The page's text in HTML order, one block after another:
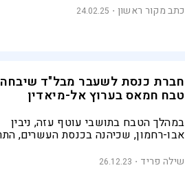
המעניק זכאות ממס. בעקבות פעילות
והלחץ הציבורי, הזכאות נשללה לזמן
כתב מקור ראשון 24.02.25
חברת כנסת לשעבר מבל"ד
טבח חמאס בערוץ אל-מיאדין
במהלך הטבח בתושבי עוטף עזה, ניבין
אבו-רחמון, שכיהנה בכנסת העשרים,
בתגובה לכיבוש הציוני
שילה פריד 26.12.23